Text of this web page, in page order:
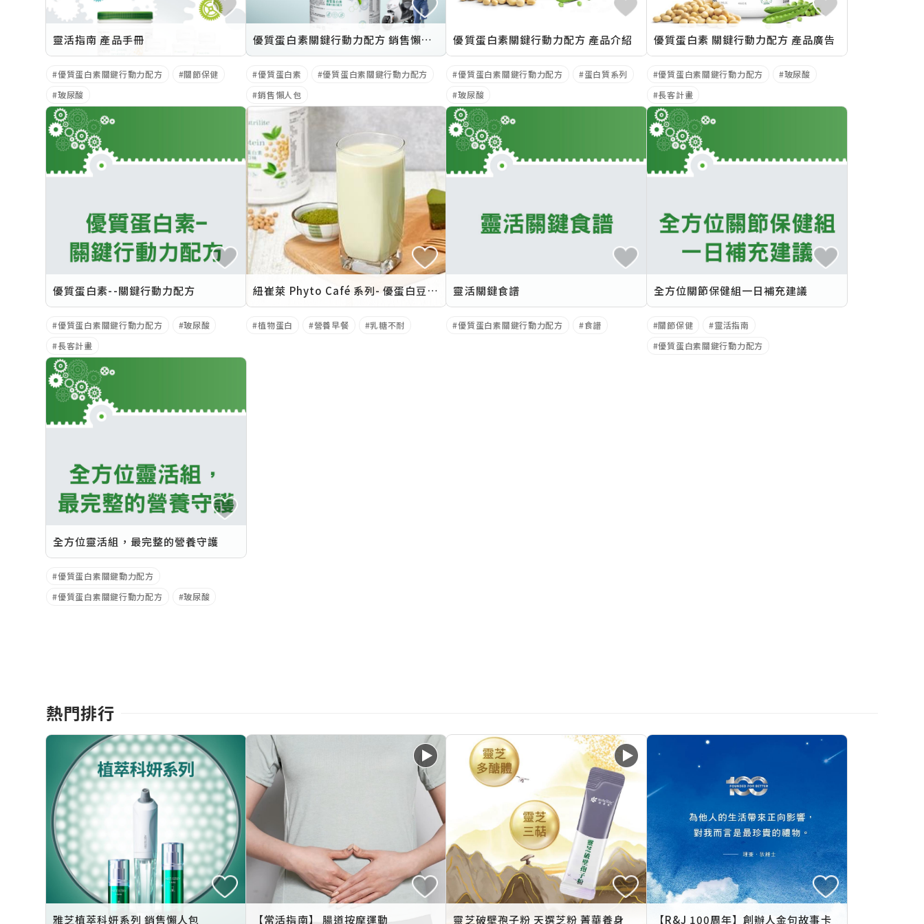
靈活指南 產品手冊
優質蛋白素關鍵行動力配方
關節保健
玻尿酸
優質蛋白素關鍵行動力配方 銷售懶人包
優質蛋白素
優質蛋白素關鍵行動力配方
銷售懶人包
優質蛋白素關鍵行動力配方 產品介紹
優質蛋白素關鍵行動力配方
蛋白質系列
玻尿酸
優質蛋白素 關鍵行動力配方 產品廣告
優質蛋白素關鍵行動力配方
玻尿酸
長客計畫
優質蛋白素--關鍵行動力配方
優質蛋白素關鍵行動力配方
玻尿酸
長客計畫
紐崔萊 Phyto Café 系列- 優蛋白豆乳 2024年1月3日暖心上線
植物蛋白 營養早餐 乳糖不耐
靈活關鍵食譜
優質蛋白素關鍵行動力配方 食譜
全方位關節保健組一日補充建議
關節保健
靈活指南
優質蛋白素關鍵行動力配方
全方位靈活組，最完整的營養守護
優質蛋白素關鍵動力配方
優質蛋白素關鍵行動力配方
玻尿酸
熱門排行
雅芝植萃科妍系列 銷售懶人包 【常活指南】 腸道按摩運動 靈芝破壁孢子粉 天選芝粉 菁華養身 【R&J 100周年】創辦人金句故事卡